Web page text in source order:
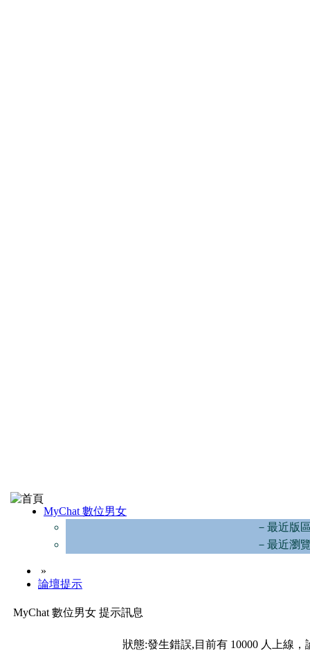
MyChat 數位男女
－最近版
－最近瀏
»
論壇提示
MyChat 數位男女 提示訊息
狀態:發生錯誤,目前有 10000 人上線